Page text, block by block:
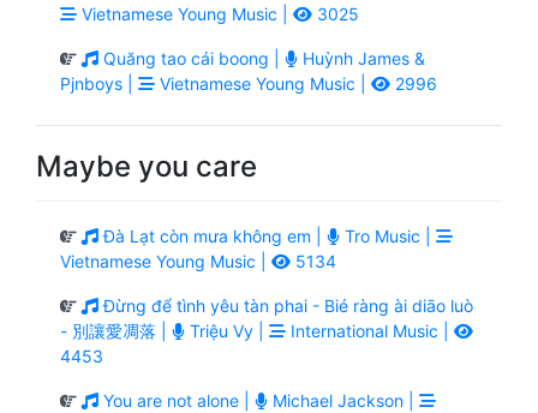
Vietnamese Young Music |
3025
Quăng tao cái boong |
Huỳnh James &
Pjnboys |
Vietnamese Young Music | 2996
Maybe you care
Đà Lạt còn mưa không em |
Tro Music |
Vietnamese Young Music |
5134
Đừng để tình yêu tàn phai - Bié ràng ài diāo luò
- 別讓愛凋落 |
Triệu Vy |
International Music |
4453
You are not alone |
Michael Jackson |